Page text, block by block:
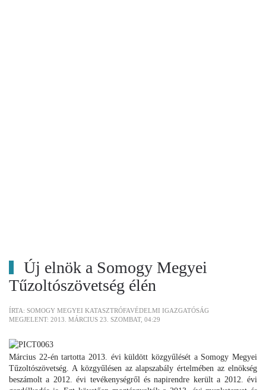
Új elnök a Somogy Megyei
Tűzoltószövetség élén
ÍRTA: SOMOGY MEGYEI KATASZTRÓFAVÉDELMI IGAZGATÓSÁG
MEGJELENT: 2013. MÁRCIUS 23. SZOMBAT, 04:29
Március 22-én tartotta 2013. évi küldött közgyűlését a Somogy Megyei
Tűzoltószövetség. A közgyűlésen az alapszabály értelmében az elnökség
beszámolt a 2012. évi tevékenységről és napirendre került a 2012. évi